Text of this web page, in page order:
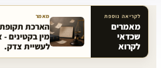
מאמרים קשורים באתר
לקריאה נוספת
מאמרים
שכדאי
לקרוא
מאמר
הארכת תקופת
מין בקטינים
לעשיית צדק.